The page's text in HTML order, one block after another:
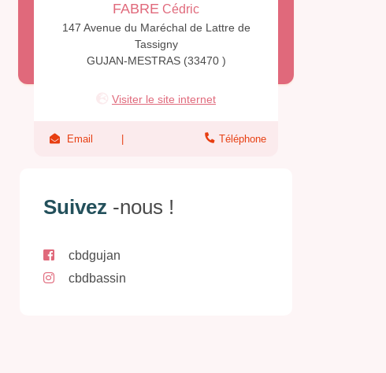
FABRE Cédric
147 Avenue du Maréchal de Lattre de
Tassigny
GUJAN-MESTRAS (33470 )
Visiter le site internet
Email Téléphone
Suivez -nous !
cbdgujan
cbdbassin